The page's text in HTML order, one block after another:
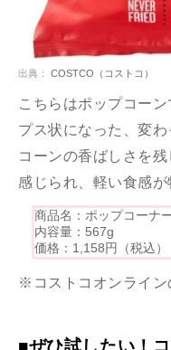
出典： COSTCO（コストコ）
こちらはポップコー
プス状になった、変
コーンの香ばしさを
感じられ、軽い食感が
商品名：ポップコーナ
内容量：567g
価格：1,158円（税込）
※コストコオンライン
■ぜひ試したい！